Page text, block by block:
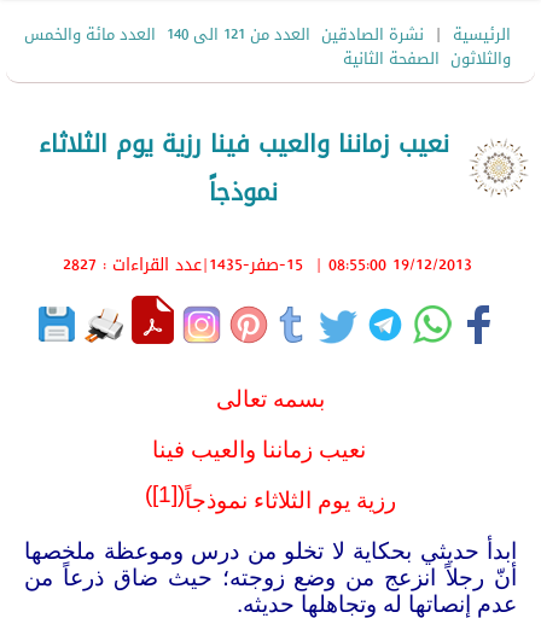
الرئيسية | نشرة الصادقين العدد من 121 الى 140
العدد مائة والخمس
والثلاثون الصفحة الثانية
نعيب زماننا والعيب فينا رزية يوم الثلاثاء
نموذجاً
19/12/2013 08:55:00
| 15-صفر-1435 |عدد القراءات : 2827
بسمه تعالى
نعيب زماننا والعيب فينا
رزية يوم الثلاثاء نموذجاً([1])
ابدأ حديثي بحكاية لا تخلو من درس وموعظة ملخصها
أنّ رجلاً انزعج من وضع زوجته؛ حيث ضاق ذرعاً من
عدم إنصاتها له وتجاهلها حديثه.